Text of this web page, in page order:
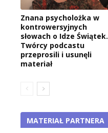
Znana psycholożka w
kontrowersyjnych
słowach o Idze Świątek.
Twórcy podcastu
przeprosili i usunęli
materiał
MATERIAŁ PARTNERA